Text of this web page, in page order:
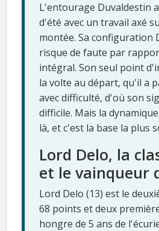
L'entourage Duvaldestin
d'été avec un travail axé
montée. Sa configuration
risque de faute par
intégral. Son seul point
la volte au départ, qu'il a
avec difficulté, d'où son
difficile. Mais la
là, et c'est la base la plus
Lord Delo, la
et le vainqueur
Lord Delo (13) est le
68 points et deux
hongre de 5 ans de